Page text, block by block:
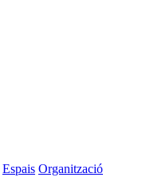
Espais Organització